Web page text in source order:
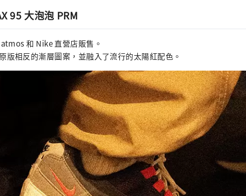
95 大泡泡 PRM
和 Nike 直營店販售。
版相反的漸層圖案，並融入了流行的太陽紅配色。